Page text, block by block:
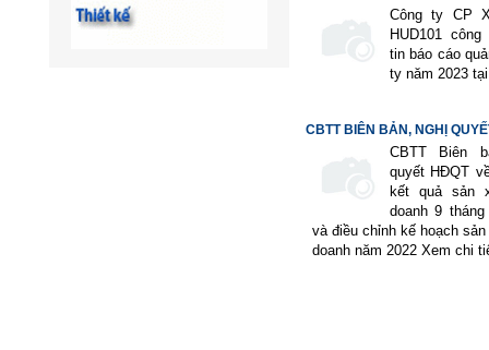
Công ty CP
HUD101
tin báo cáo
ty năm 2023
CBTT BIÊN BẢN, NGHỊ
CBTT Biên
quyết HĐQT
kết quả sản
doanh 9
và điều chỉnh kế hoạch
doanh năm 2022 Xem chi